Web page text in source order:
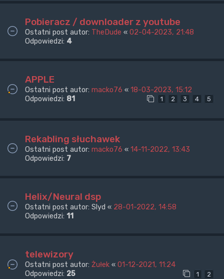
Pobieracz / downloader z youtube
Ostatni post autor: TheDude « 02-04-2023, 21:48
Odpowiedzi: 4
APPLE
Ostatni post autor: macko76 « 18-03-2023, 15:12
Odpowiedzi: 81 1 2 3 4 5
Rekabling słuchawek
Ostatni post autor: macko76 « 14-11-2022, 13:43
Odpowiedzi: 7
Helix/Neural dsp
Ostatni post autor: Slyd « 28-01-2022, 14:58
Odpowiedzi: 11
telewizory
Ostatni post autor: Żułek « 01-12-2021, 11:24
Odpowiedzi: 25 1 2